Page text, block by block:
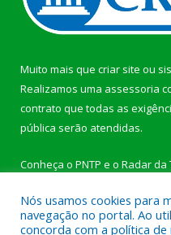
Muito mais que criar site ou
Realizamos uma assessoria
contrato que todas as
pública serão atendidas.
Conheça o PNTP e o Radar da
Nós usamos cookies para
navegação no portal. Ao
concorda com a política